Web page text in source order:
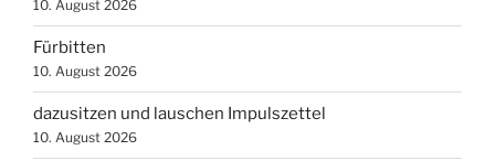
10. August 2026
Fürbitten
10. August 2026
dazusitzen und lauschen Impulszettel
10. August 2026